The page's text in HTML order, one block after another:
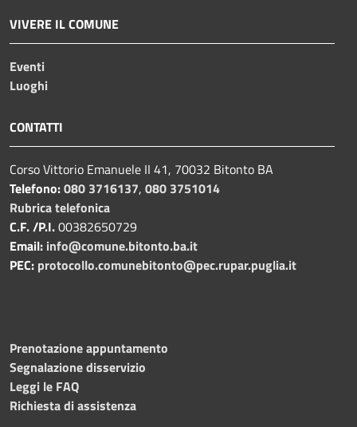
VIVERE IL COMUNE
Eventi
Luoghi
CONTATTI
Corso Vittorio Emanuele II 41, 70032 Bitonto BA
Telefono:080 3716137, 080 3751014
Rubrica telefonica
C.F. /P.I.00382650729
Email: info@comune.bitonto.ba.it
PEC: protocollo.comunebitonto@pec.rupar.puglia.it
Prenotazione appuntamento
Segnalazione disservizio
Leggi le FAQ
Richiesta di assistenza